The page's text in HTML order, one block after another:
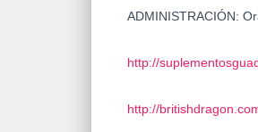
ADMINISTRACIÓN:
http://
http://